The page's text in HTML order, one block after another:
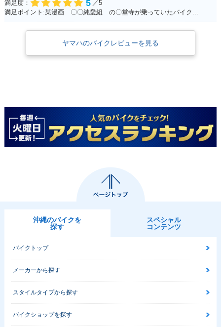
満足度：
5 ／5
満足ポイント:某漫画 〇〇純愛組 の〇堂寺が乗っていたバイク。。。 私もジャックナイフを決めたいと思い、毎日学校にも行かず土方のバイトをしてためた150万 荒馬のようなハンドリング、じゃじゃ馬のような加速。。。全てが最高でした！ 20年たった今でもガレージでしっかり現役です！！最高の相棒ですよ！！
ヤマハのバイクレビューを見る
沖縄のバイクを
探す
スペシャル
コンテンツ
バイクトップ
メーカーから探す
スタイルタイプから探す
バイクショップを探す